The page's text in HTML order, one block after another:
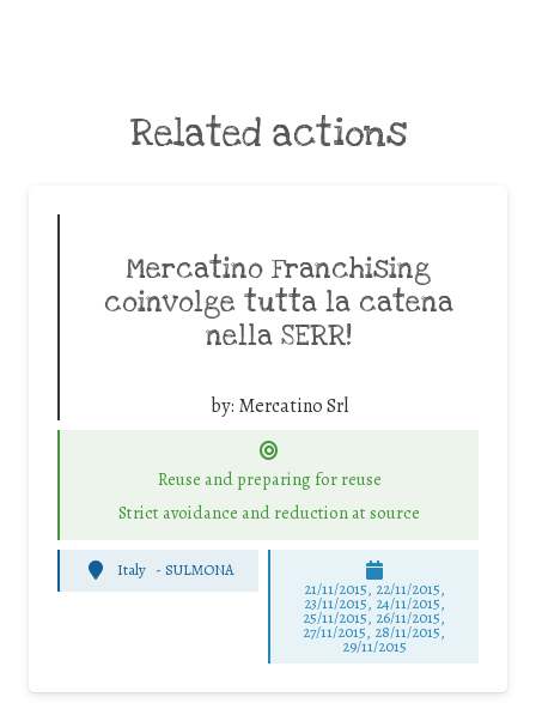
Related actions
Mercatino Franchising
coinvolge tutta la catena
nella SERR!
by: Mercatino Srl
Reuse and preparing for reuse
Strict avoidance and reduction at source
Italy - SULMONA
21/11/2015, 22/11/2015,
23/11/2015, 24/11/2015,
25/11/2015, 26/11/2015,
27/11/2015, 28/11/2015,
29/11/2015